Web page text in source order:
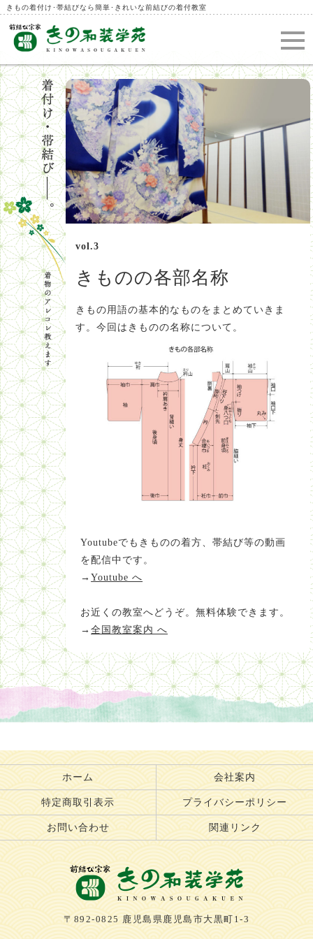
きもの着付け･帯結びなら簡単･きれいな前結びの着付教室
vol.3
きものの各部名称
きもの用語の基本的なものをまとめていきま
す。今回はきものの名称について。
Youtubeでもきものの着方、帯結び等の動画
を配信中です。
→Youtube へ
お近くの教室へどうぞ。無料体験できます。
→全国教室案内 へ
ホーム 会社案内
特定商取引表示 プライバシーポリシー
お問い合わせ 関連リンク
〒892-0825 鹿児島県鹿児島市大黒町1-3